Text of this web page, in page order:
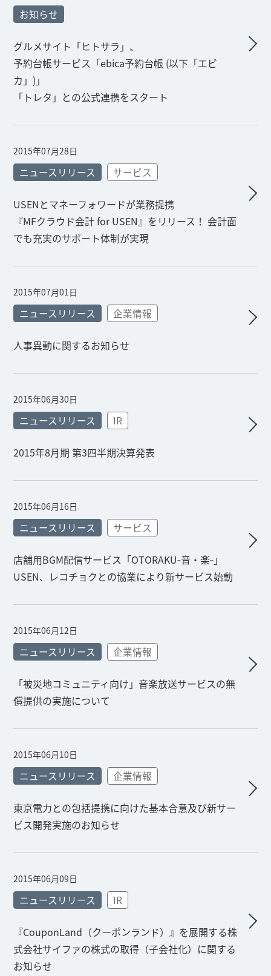
お知らせ
グルメサイト「ヒトサラ」、
予約台帳サービス「ebica予約台帳 (以下「エビ
カ」)」
「トレタ」との公式連携をスタート
2015年07月28日
ニュースリリース サービス
USENとマネーフォワードが業務提携
『MFクラウド会計 for USEN』をリリース！ 会計面
でも充実のサポート体制が実現
2015年07月01日
ニュースリリース 企業情報
人事異動に関するお知らせ
2015年06月30日
ニュースリリース IR
2015年8月期 第3四半期決算発表
2015年06月16日
ニュースリリース サービス
店舗用BGM配信サービス「OTORAKU‐音・楽‐」
USEN、レコチョクとの協業により新サービス始動
2015年06月12日
ニュースリリース 企業情報
「被災地コミュニティ向け」音楽放送サービスの無
償提供の実施について
2015年06月10日
ニュースリリース 企業情報
東京電力との包括提携に向けた基本合意及び新サー
ビス開発実施のお知らせ
2015年06月09日
ニュースリリース IR
『CouponLand（クーポンランド）』を展開する株
式会社サイファの株式の取得（子会社化）に関する
お知らせ